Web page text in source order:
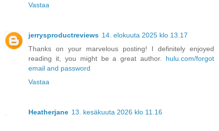
Vastaa
jerrysproductreviews 14. elokuuta 2025 klo 13.17
Thanks on your marvelous posting! I definitely enjoyed
reading it, you might be a great author. hulu.com/forgot
email and password
Vastaa
Heatherjane 13. kesäkuuta 2026 klo 11.16